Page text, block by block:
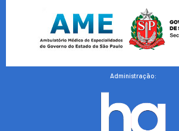
Administração: